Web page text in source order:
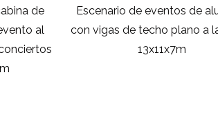
de
al
Escenario de eventos de
con vigas de techo plano a
13x11x7m